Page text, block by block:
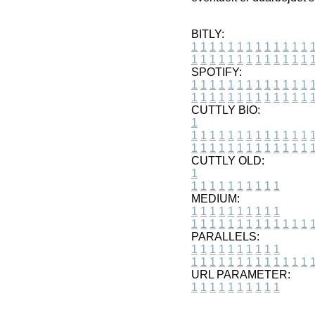
BITLY:
1 1 1 1 1 1 1 1 1 1 1 1 1 1
1 1 1 1 1 1 1 1 1 1 1 1 1 1
SPOTIFY:
1 1 1 1 1 1 1 1 1 1 1 1 1 1
1 1 1 1 1 1 1 1 1 1 1 1 1 1
CUTTLY BIO:
1
1 1 1 1 1 1 1 1 1 1 1 1 1 1
1 1 1 1 1 1 1 1 1 1 1 1 1 1
CUTTLY OLD:
1
1 1 1 1 1 1 1 1 1 1
MEDIUM:
1 1 1 1 1 1 1 1 1 1
1 1 1 1 1 1 1 1 1 1 1 1 1 1
PARALLELS:
1 1 1 1 1 1 1 1 1 1
1 1 1 1 1 1 1 1 1 1 1 1 1 1
URL PARAMETER:
1 1 1 1 1 1 1 1 1 1